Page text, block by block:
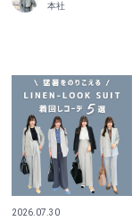
本社
2026.07.30